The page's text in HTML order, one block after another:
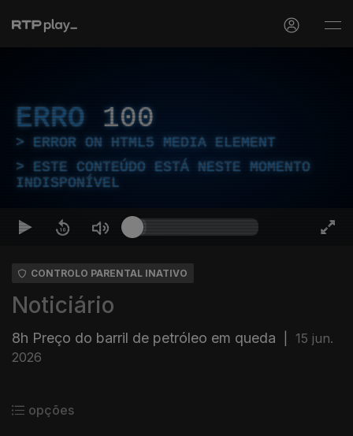
ERRO 100
ERROR ON HTML5 MEDIA ELEMENT
ESTE CONTEÚDO ESTÁ NESTE MOMENTO
INDISPONÍVEL
CONTROLO PARENTAL INATIVO
Noticiário
8h Preço do barril de petróleo em queda
15 jun.
2026
opções